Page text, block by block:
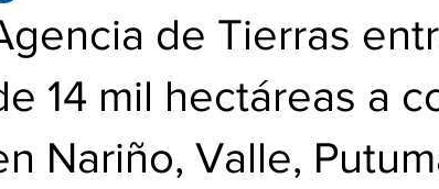
de Tierras
14 mil hectáreas a
Nariño, Valle,